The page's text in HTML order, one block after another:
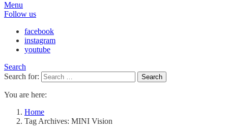
Menu
Follow us
facebook
instagram
youtube
Search
Search for:
Search
You are here:
Home
Tag Archives: MINI Vision